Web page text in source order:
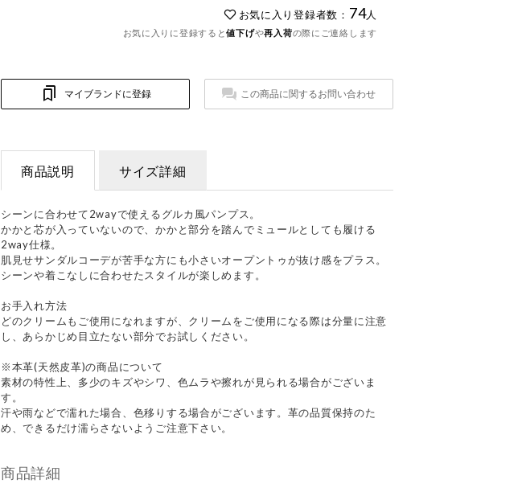
お気に入り登録者数： 74人
お気に入りに登録すると値下げや再入荷の際にご連絡します
マイブランドに登録 この商品に関するお問い合わせ
商品説明 サイズ詳細
シーンに合わせて2wayで使えるグルカ風パンプス。
かかと芯が入っていないので、かかと部分を踏んでミュールとしても履ける
2way仕様。
肌見せサンダルコーデが苦手な方にも小さいオープントゥが抜け感をプラス。
シーンや着こなしに合わせたスタイルが楽しめます。
お手入れ方法
どのクリームもご使用になれますが、クリームをご使用になる際は分量に注意
し、あらかじめ目立たない部分でお試しください。
※本革(天然皮革)の商品について
素材の特性上、多少のキズやシワ、色ムラや擦れが見られる場合がございま
す。
汗や雨などで濡れた場合、色移りする場合がございます。革の品質保持のた
め、できるだけ濡らさないようご注意下さい。
商品詳細